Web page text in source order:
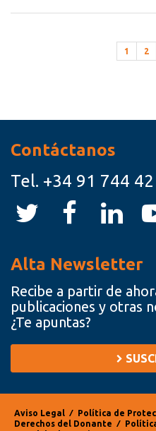
1 2
Contáctanos
Tel. +34 91 744
Alta Newsletter
Recibe a partir de
publicaciones y otras
¿Te apuntas?
Aviso Legal ⁄ Política de
Derechos del Donante
⁄